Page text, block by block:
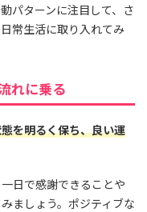
パターンに注目して、さ
常生活に取り入れてみ
れに乗る
を明るく保ち、良い運
日で感謝できることや
ましょう。ポジティブな